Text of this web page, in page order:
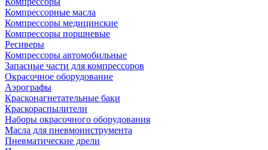
Компрессорные масла
Компрессоры медицинские
Компрессоры поршневые
Ресиверы
Компрессоры автомобильные
Запасные части для компрессоров
Окрасочное оборудование
Аэрографы
Красконагнетательные баки
Краскораспылители
Наборы окрасочного оборудования
Масла для пневмоинструмента
Пневматические дрели